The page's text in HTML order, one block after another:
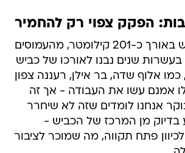
הפקק צפוי רק להחמיר
כביש 4 הוא כביש באורך כ-201 קילומטר, מהעמוסים
בעשרות שנים נבנו לאורכו של כביש
כמו אלוף שדה, בר אילן, רעננה צפון
אמנם עשו את העבודה - אך זה
אנחנו לומדים שזה לא שיחרר
בדיוק מן המרכז של הכביש -
פתח תקווה, מה שמוכר לציבור